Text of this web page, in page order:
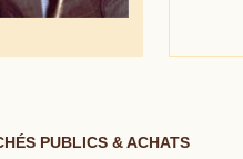
PUBLICS & ACHATS